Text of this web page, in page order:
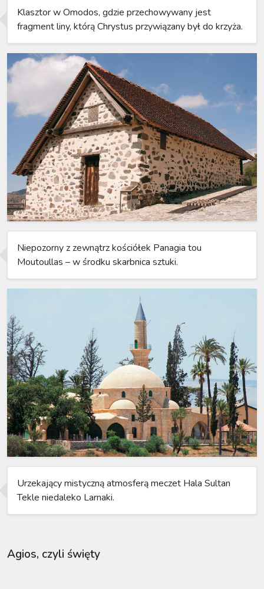
Klasztor w Omodos, gdzie przechowywany jest
fragment liny, którą Chrystus przywiązany był do krzyża.
Niepozorny z zewnątrz kościółek Panagia tou
Moutoullas – w środku skarbnica sztuki.
Urzekający mistyczną atmosferą meczet Hala Sultan
Tekle niedaleko Larnaki.
Agios, czyli święty